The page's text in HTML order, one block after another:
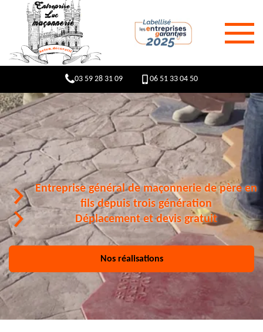
03 59 28 31 09 06 51 33 04 50
Entreprise général de maçonnerie de père en
fils depuis trois génération
Déplacement et devis gratuit
Nos réalisations